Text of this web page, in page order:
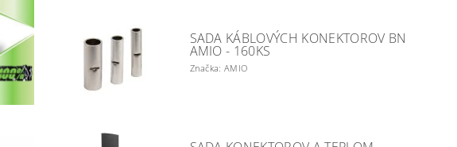
SADA KÁBLOVÝCH KONEKTOROV BN
AMIO - 160KS
Značka: AMIO